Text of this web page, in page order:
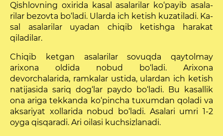
Qishlovning oxirida kasal asalarilar ko‘payib asala­
rilar bezovta bo‘ladi. Ularda ich ketish kuzatiladi. Ka­
sal asalarilar uyadan chiqib ketishga harakat
qiladilar.
Chiqib ketgan asalarilar sovuqda qaytolmay
arixona oldida nobud bo‘ladi. Arixona
devorchalarida, ramka­lar ustida, ulardan ich ketish
natijasida sariq dog‘lar paydo bo‘ladi. Bu kasallik
ona ariga tekkanda ko‘pincha tuxumdan qoladi va
aksariyat xollarida nobud bo‘ladi. Asalari umri 1-2
oyga qisqaradi. Ari oilasi kuchsizlanadi.